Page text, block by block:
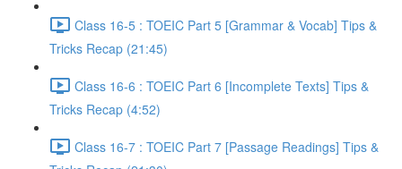
Class 16-5 : TOEIC Part 5 [Grammar & Vocab] Tips &
Tricks Recap (21:45)
Class 16-6 : TOEIC Part 6 [Incomplete Texts] Tips &
Tricks Recap (4:52)
Class 16-7 : TOEIC Part 7 [Passage Readings] Tips &